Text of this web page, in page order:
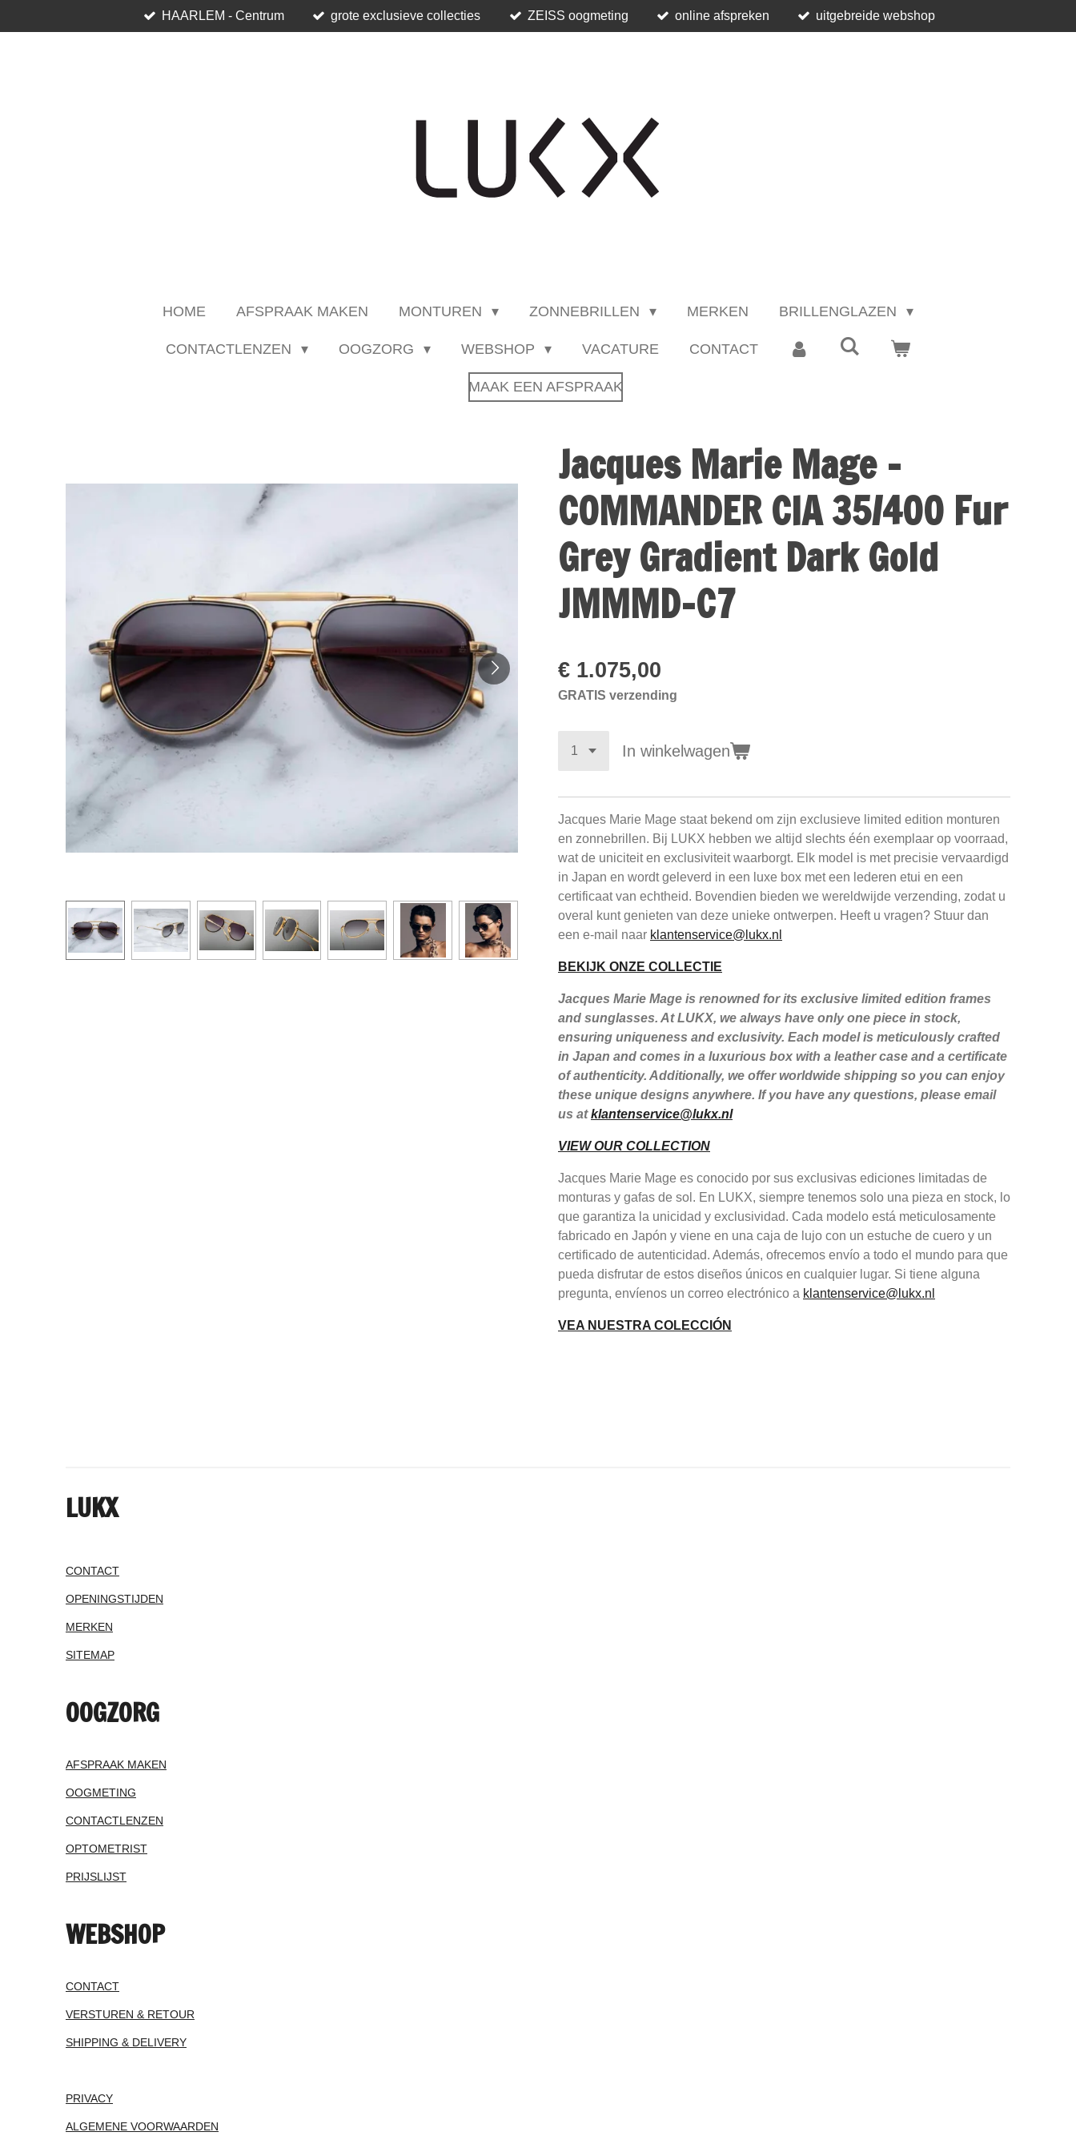
direct
HAARLEM - Centrum grote exclusieve collecties ZEISS oogmeting online afspreken uitgebreide webshop
HOME AFSPRAAK MAKEN MONTUREN ZONNEBRILLEN MERKEN BRILLENGLAZEN
CONTACTLENZEN OOGZORG WEBSHOP VACATURE CONTACT
MAAK EEN AFSPRAAK
Jacques Marie Mage -
COMMANDER CIA 35/400 Fur
Grey Gradient Dark Gold
JMMMD-C7
€ 1.075,00
GRATIS verzending
In winkelwagen
Jacques Marie Mage staat bekend om zijn exclusieve limited edition monturen
en zonnebrillen. Bij LUKX hebben we altijd slechts één exemplaar op voorraad,
wat de uniciteit en exclusiviteit waarborgt. Elk model is met precisie vervaardigd
in Japan en wordt geleverd in een luxe box met een lederen etui en een
certificaat van echtheid. Bovendien bieden we wereldwijde verzending, zodat u
overal kunt genieten van deze unieke ontwerpen. Heeft u vragen? Stuur dan
een e-mail naar klantenservice@lukx.nl
BEKIJK ONZE COLLECTIE
Jacques Marie Mage is renowned for its exclusive limited edition frames
and sunglasses. At LUKX, we always have only one piece in stock,
ensuring uniqueness and exclusivity. Each model is meticulously crafted
in Japan and comes in a luxurious box with a leather case and a certificate
of authenticity. Additionally, we offer worldwide shipping so you can enjoy
these unique designs anywhere. If you have any questions, please email
us atklantenservice@lukx.nl
VIEW OUR COLLECTION
Jacques Marie Mage es conocido por sus exclusivas ediciones limitadas de
monturas y gafas de sol. En LUKX, siempre tenemos solo una pieza en stock, lo
que garantiza la unicidad y exclusividad. Cada modelo está meticulosamente
fabricado en Japón y viene en una caja de lujo con un estuche de cuero y un
certificado de autenticidad. Además, ofrecemos envío a todo el mundo para que
pueda disfrutar de estos diseños únicos en cualquier lugar. Si tiene alguna
pregunta, envíenos un correo electrónico a klantenservice@lukx.nl
VEA NUESTRA COLECCIÓN
LUKX
CONTACT
OPENINGSTIJDEN
MERKEN
SITEMAP
OOGZORG
AFSPRAAK MAKEN
OOGMETING
CONTACTLENZEN
OPTOMETRIST
PRIJSLIJST
WEBSHOP
CONTACT
VERSTUREN & RETOUR
SHIPPING & DELIVERY
PRIVACY
ALGEMENE VOORWAARDEN